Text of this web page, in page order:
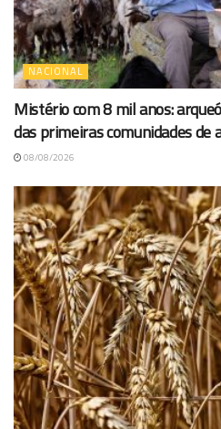
NACIONAL
Mistério com 8 mil anos:
das primeiras comunidades de
08/08/2026